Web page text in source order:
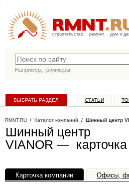
строительство ремонт дом и
Например, триммеры
ВЫБРАТЬ РАЗДЕЛ СТАТЬИ
RMNT.RU / Каталог компаний / Шинный центр
Шинный центр
VIANOR —
Карточка компании Офисы,